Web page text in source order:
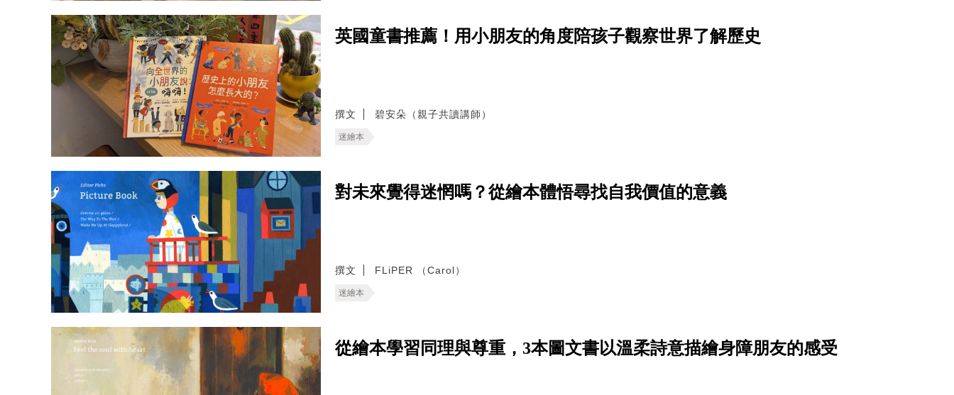
英國童書推薦！用小朋友的角度陪孩子觀察世界了解歷史
撰文 碧安朵（親子共讀講師）
迷繪本
對未來覺得迷惘嗎？從繪本體悟尋找自我價值的意義
撰文 FLiPER （Carol）
迷繪本
從繪本學習同理與尊重，3本圖文書以溫柔詩意描繪身障朋友的感受